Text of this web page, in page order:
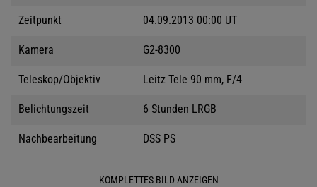
Zeitpunkt 04.09.2013 00:00 UT
Kamera G2-8300
Teleskop/Objektiv Leitz Tele 90 mm, F/4
Belichtungszeit 6 Stunden LRGB
Nachbearbeitung DSS PS
KOMPLETTES BILD ANZEIGEN